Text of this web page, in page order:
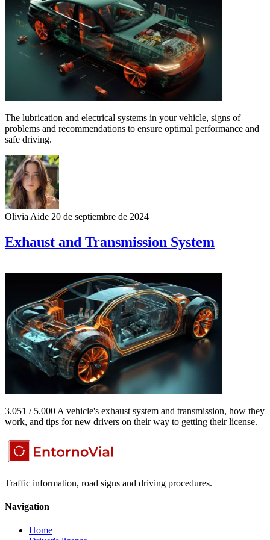
The lubrication and electrical systems in your vehicle, signs of
problems and recommendations to ensure optimal performance and
safe driving.
Olivia Aide 20 de septiembre de 2024
Exhaust and Transmission System
3.051 / 5.000 A vehicle's exhaust system and transmission, how they
work, and tips for new drivers on their way to getting their license.
Traffic information, road signs and driving procedures.
Navigation
Home